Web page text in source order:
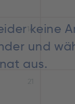
keine
und
aus.
14